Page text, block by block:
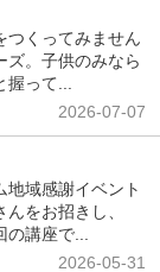
つくってみません
ズ。子供のみなら
って...
2026-07-07
域感謝イベント
をお招きし、
講座で...
2026-05-31